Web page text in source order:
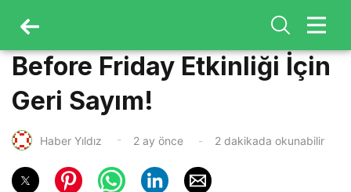
Before Friday Etkinliği İçin
Geri Sayım!
Haber Yıldız 2 ay önce 2 dakikada okunabilir